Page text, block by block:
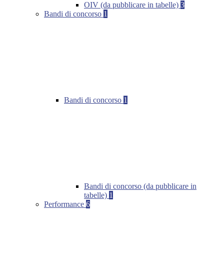
OIV (da pubblicare in tabelle) 3
Bandi di concorso 1
Bandi di concorso 1
Bandi di concorso (da pubblicare in
tabelle) 1
Performance 6